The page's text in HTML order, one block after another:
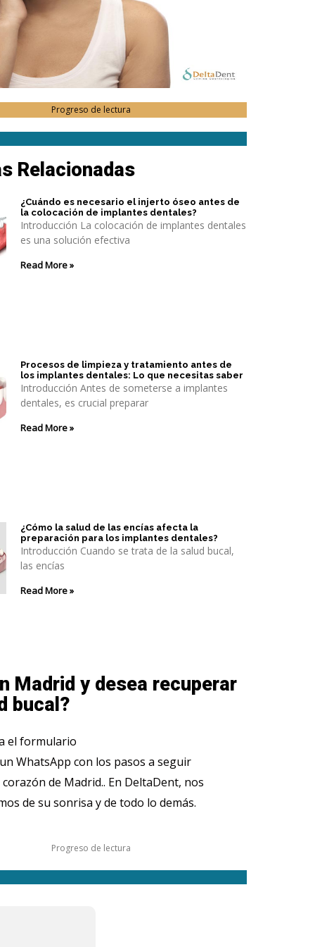
Progreso de lectura
Relacionadas
¿Cuándo es necesario el injerto óseo antes de
la colocación de implantes dentales?
Introducción La colocación de implantes dentales
es una solución efectiva
Read More »
Procesos de limpieza y tratamiento antes de
los implantes dentales: Lo que necesitas saber
Introducción Antes de someterse a implantes
dentales, es crucial preparar
Read More »
¿Cómo la salud de las encías afecta la
preparación para los implantes dentales?
Introducción Cuando se trata de la salud bucal,
las encías
Read More »
Madrid y desea recuperar
bucal?
el formulario
WhatsApp con los pasos a seguir
de Madrid.. En DeltaDent, nos
de su sonrisa y de todo lo demás.
Progreso de lectura